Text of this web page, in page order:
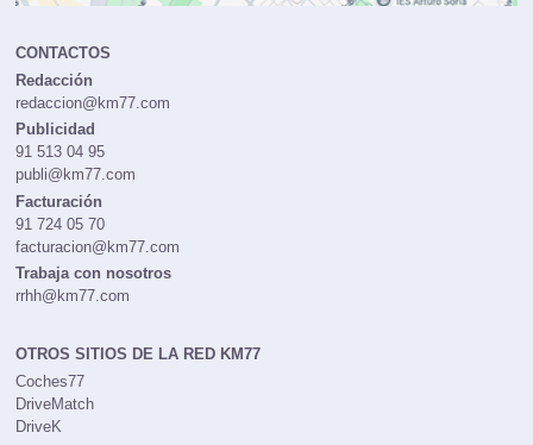
CONTACTOS
Redacción
redaccion@km77.com
Publicidad
91 513 04 95
publi@km77.com
Facturación
91 724 05 70
facturacion@km77.com
Trabaja con nosotros
rrhh@km77.com
OTROS SITIOS DE LA RED KM77
Coches77
DriveMatch
DriveK